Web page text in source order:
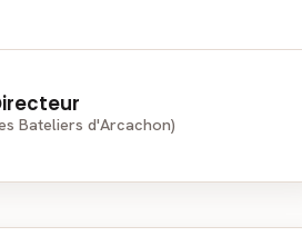
Bateliers d'Arcachon)